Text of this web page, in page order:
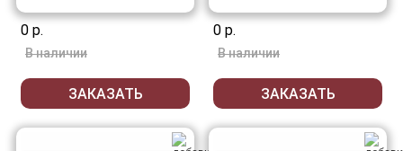
0 р.
В наличии
ЗАКАЗАТЬ
0 р.
В наличии
ЗАКАЗАТЬ